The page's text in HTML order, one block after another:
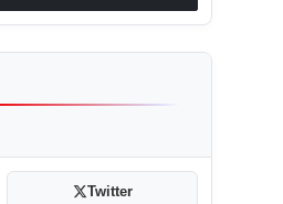
Twitter